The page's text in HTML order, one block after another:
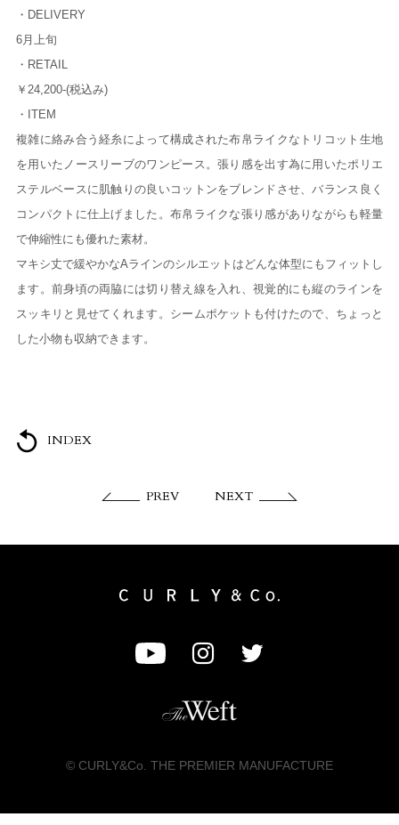
・DELIVERY
6月上旬
・RETAIL
￥24,200-(税込み)
・ITEM
複雑に絡み合う経糸によって構成された布帛ライクなトリコット生地
を用いたノースリーブのワンピース。張り感を出す為に用いたポリエ
ステルベースに肌触りの良いコットンをブレンドさせ、バランス良く
コンパクトに仕上げました。布帛ライクな張り感がありながらも軽量
で伸縮性にも優れた素材。
マキシ丈で緩やかなAラインのシルエットはどんな体型にもフィットし
ます。前身頃の両脇には切り替え線を入れ、視覚的にも縦のラインを
スッキリと見せてくれます。シームポケットも付けたので、ちょっと
した小物も収納できます。
INDEX
PREV NEXT
© CURLY&Co. THE PREMIER MANUFACTURE